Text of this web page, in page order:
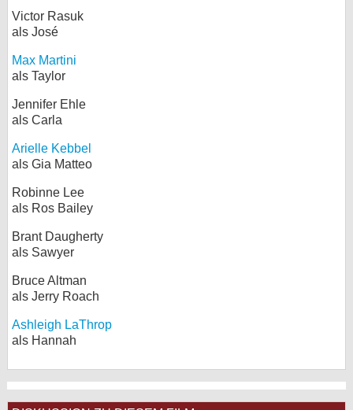
Victor Rasuk
als José
Max Martini
als Taylor
Jennifer Ehle
als Carla
Arielle Kebbel
als Gia Matteo
Robinne Lee
als Ros Bailey
Brant Daugherty
als Sawyer
Bruce Altman
als Jerry Roach
Ashleigh LaThrop
als Hannah